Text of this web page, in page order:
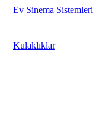
Ev Sinema Sistemleri
Kulaklıklar